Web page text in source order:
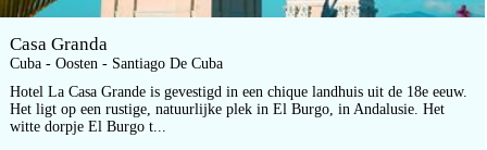
Casa Granda
Cuba - Oosten - Santiago De Cuba
Hotel La Casa Grande is gevestigd in een chique landhuis uit de 18e eeuw.
Het ligt op een rustige, natuurlijke plek in El Burgo, in Andalusie. Het
witte dorpje El Burgo t...